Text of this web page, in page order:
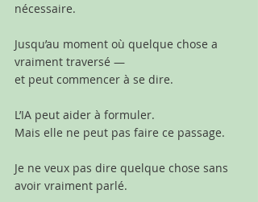
nécessaire.
Jusqu’au moment où quelque chose a
vraiment traversé —
et peut commencer à se dire.
L’IA peut aider à formuler.
Mais elle ne peut pas faire ce passage.
Je ne veux pas dire quelque chose sans
avoir vraiment parlé.